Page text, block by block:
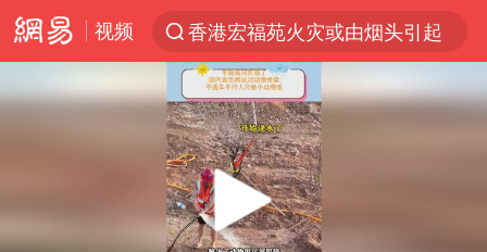
视频
香港宏福苑火灾或由烟头引起
台风白海豚闭眼了